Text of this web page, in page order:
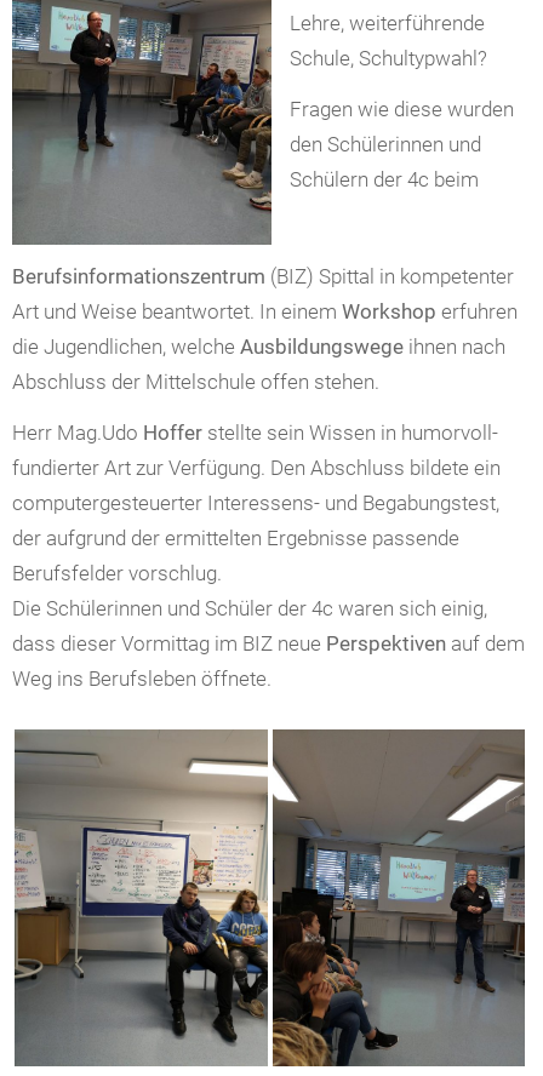
Lehre, weiterführende
Schule, Schultypwahl?
Fragen wie diese wurden
den Schülerinnen und
Schülern der 4c beim
Berufsinformationszentrum (BIZ) Spittal in kompetenter
Art und Weise beantwortet. In einem Workshop erfuhren
die Jugendlichen, welche Ausbildungswege ihnen nach
Abschluss der Mittelschule offen stehen.
Herr Mag.Udo Hoffer stellte sein Wissen in humorvoll-
fundierter Art zur Verfügung. Den Abschluss bildete ein
computergesteuerter Interessens- und Begabungstest,
der aufgrund der ermittelten Ergebnisse passende
Berufsfelder vorschlug.
Die Schülerinnen und Schüler der 4c waren sich einig,
dass dieser Vormittag im BIZ neue Perspektiven auf dem
Weg ins Berufsleben öffnete.